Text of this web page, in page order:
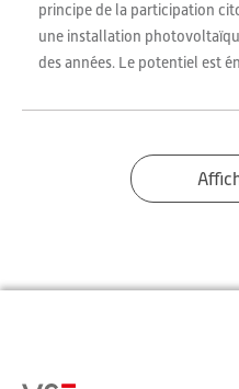
principe de la participation
une installation
des années. Le potentiel est